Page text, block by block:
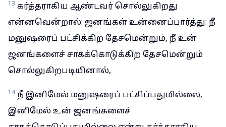
13 கர்த்தராகிய ஆண்டவர் சொல்லுகிறது
என்னவென்றால்: ஜனங்கள் உன்னைப்பார்த்து: நீ
மனுஷரைப் பட்சிக்கிற தேசமென்றும், நீ உன்
ஜனங்களைச் சாகக்கொடுக்கிற தேசமென்றும்
சொல்லுகிறபடியினால்,
14 நீ இனிமேல் மனுஷரைப் பட்சிப்பதுமில்லை,
இனிமேல் உன் ஜனங்களைச்